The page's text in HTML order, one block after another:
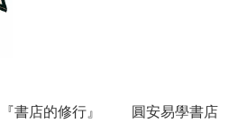
『書店的修行』 圓安易學書店